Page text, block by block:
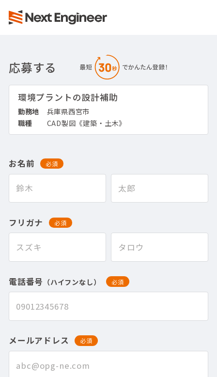
応募する
環境プラントの設計補助
勤務地
兵庫県西宮市
職種
CAD製図《建築・土木》
お名前 必須
フリガナ 必須
電話番号 （ハイフンなし） 必須
メールアドレス 必須